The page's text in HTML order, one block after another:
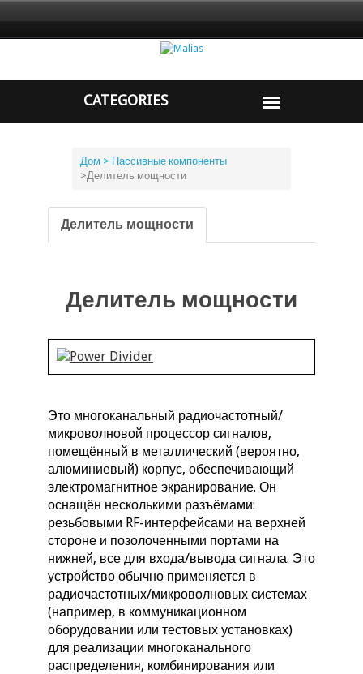
Дом > Пассивные компоненты
>Делитель мощности
Делитель мощности
Делитель мощности
Это многоканальный радиочастотный/
микроволновой процессор сигналов,
помещённый в металлический (вероятно,
алюминиевый) корпус, обеспечивающий
электромагнитное экранирование. Он
оснащён несколькими разъёмами:
резьбовыми RF-интерфейсами на верхней
стороне и позолоченными портами на
нижней, все для входа/вывода сигнала. Это
устройство обычно применяется в
радиочастотных/микроволновых системах
(например, в коммуникационном
оборудовании или тестовых установках)
для реализации многоканального
распределения, комбинирования или